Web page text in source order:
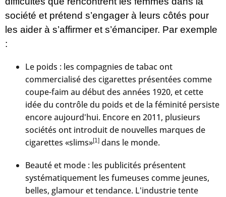
société et prétend s’engager à leurs côtés pour
les aider à s’affirmer et s’émanciper. Par exemple
:
Le poids : les compagnies de tabac ont
commercialisé des cigarettes présentées comme
coupe-faim au début des années 1920, et cette
idée du contrôle du poids et de la féminité persiste
encore aujourd'hui. Encore en 2011, plusieurs
sociétés ont introduit de nouvelles marques de
cigarettes «slims»[1] dans le monde.
Beauté et mode : les publicités présentent
systématiquement les fumeuses comme jeunes,
belles, glamour et tendance. L'industrie tente